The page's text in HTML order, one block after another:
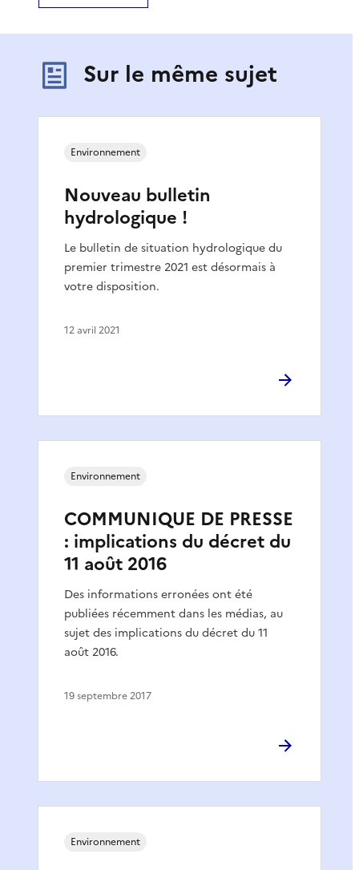
Sur le même sujet
Nouveau bulletin
hydrologique !
Le bulletin de situation hydrologique du
premier trimestre 2021 est désormais à
votre disposition.
Environnement
12 avril 2021
COMMUNIQUE DE PRESSE
: implications du décret du
11 août 2016
Des informations erronées ont été
publiées récemment dans les médias, au
sujet des implications du décret du 11
août 2016.
Environnement
19 septembre 2017
Environnement